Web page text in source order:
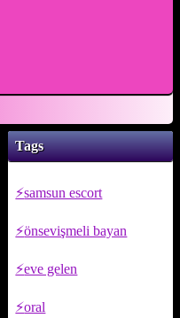
Tags
samsun escort
önsevişmeli bayan
eve gelen
oral